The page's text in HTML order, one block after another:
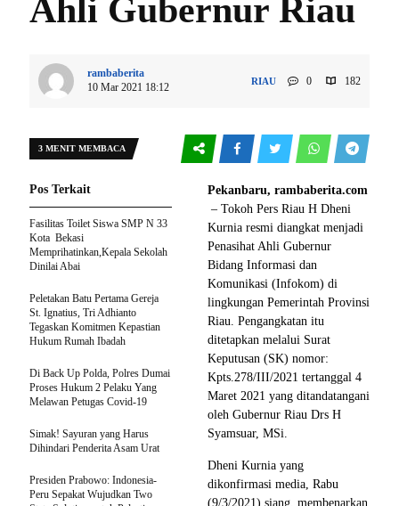
Ahli Gubernur Riau
rambaberita
10 Mar 2021 18:12
RIAU 0 182
3 MENIT MEMBACA
Pekanbaru, rambaberita.com
– Tokoh Pers Riau H Dheni
Kurnia resmi diangkat menjadi
Penasihat Ahli Gubernur
Bidang Informasi dan
Komunikasi (Infokom) di
lingkungan Pemerintah Provinsi
Riau. Pengangkatan itu
ditetapkan melalui Surat
Keputusan (SK) nomor:
Kpts.278/III/2021 tertanggal 4
Maret 2021 yang ditandatangani
oleh Gubernur Riau Drs H
Syamsuar, MSi.
Dheni Kurnia yang
dikonfirmasi media, Rabu
(9/3/2021) siang, membenarkan
Pos Terkait
Fasilitas Toilet Siswa SMP N 33
Kota Bekasi
Memprihatinkan,Kepala Sekolah
Dinilai Abai
Peletakan Batu Pertama Gereja
St. Ignatius, Tri Adhianto
Tegaskan Komitmen Kepastian
Hukum Rumah Ibadah
Di Back Up Polda, Polres Dumai
Proses Hukum 2 Pelaku Yang
Melawan Petugas Covid-19
Simak! Sayuran yang Harus
Dihindari Penderita Asam Urat
Presiden Prabowo: Indonesia-
Peru Sepakat Wujudkan Two